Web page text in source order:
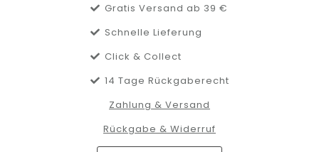
Gratis Versand ab 39 €
Schnelle Lieferung
Click & Collect
14 Tage Rückgaberecht
Zahlung & Versand
Rückgabe & Widerruf